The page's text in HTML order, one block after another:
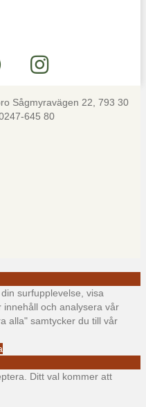
Sågmyravägen 22, 793 30
645 80
surfupplevelse, visa
och analysera vår
alla" samtycker du till vår
Ditt val kommer att